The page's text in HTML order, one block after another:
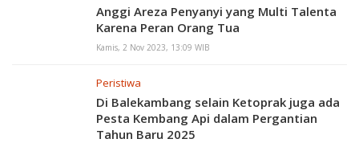
Anggi Areza Penyanyi yang Multi Talenta
Karena Peran Orang Tua
Kamis, 2 Nov 2023, 13:09 WIB
Peristiwa
Di Balekambang selain Ketoprak juga ada
Pesta Kembang Api dalam Pergantian
Tahun Baru 2025